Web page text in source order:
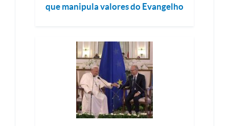
que manipula valores do Evangelho